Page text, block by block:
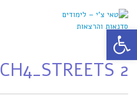
CH4_STREETS 2
פתח סרגל נגישות